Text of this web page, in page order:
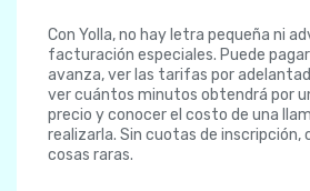
Con Yolla, no hay letra pequeña ni
facturación especiales. Puede
avanza, ver las tarifas por
ver cuántos minutos obtendrá por
precio y conocer el costo de una
realizarla. Sin cuotas de inscripción,
cosas raras.